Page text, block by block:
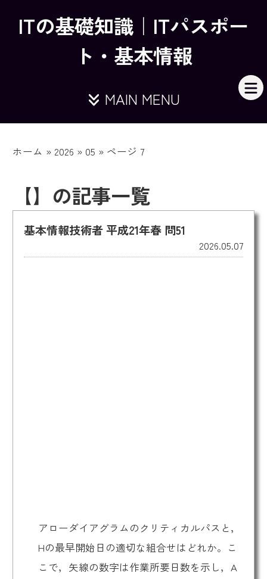
ITの基礎知識｜ITパスポー
ト・基本情報
MAIN MENU
ホーム » 2026 » 05 »ページ 7
【】の記事一覧
基本情報技術者 平成21年春 問51
2026.05.07
アローダイアグラムのクリティカルパスと，
Hの最早開始日の適切な組合せはどれか。こ
こで，矢線の数字は作業所要日数を示し，A